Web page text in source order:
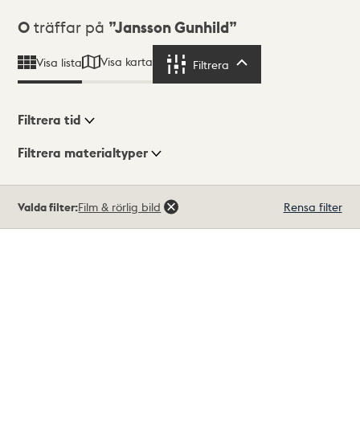
Sökresultat
0 träffar på Jansson Gunhild
Visa lista Visa karta Filtrera
Visningsläge
Filtrera tid
Filtrera materialtyper
träffar
Valda filter:Film & rörlig bild Rensa filter